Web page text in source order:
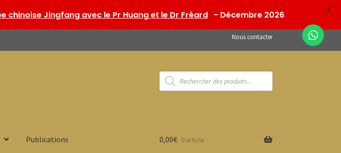
Nous contacter
Recherche
de
produits
Publications 0,00€ 0 article
chinoise Jingfang avec le Pr Huang et le Dr Fréard - Décembre 2026 X